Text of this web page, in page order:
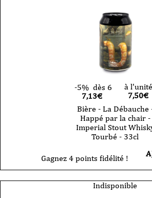
-5% dès 6
7,13€
à l'unité
7,50€
Bière - La Débauche
Happé par la chair -
Imperial Stout
Tourbé - 33cl
Gagnez 4 points fidélité !
Indisponible